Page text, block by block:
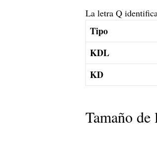
La letra Q
Tipo
KDL
KD
Tamaño